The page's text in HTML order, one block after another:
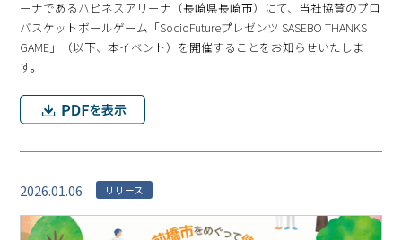
ーナであるハピネスアリーナ（⻑崎県⻑崎市）にて、当社協賛のプロ
バスケットボールゲーム「SocioFutureプレゼンツ SASEBO THANKS
GAME」（以下、本イベント）を開催することをお知らせいたしま
す。
2026.01.06 リリース